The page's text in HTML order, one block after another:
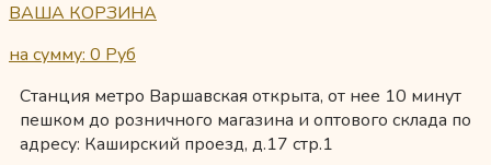
ВАША КОРЗИНА
на сумму: 0 Руб
Станция метро Варшавская открыта, от нее 10 минут
пешком до розничного магазина и оптового склада по
адресу: Каширский проезд, д.17 стр.1